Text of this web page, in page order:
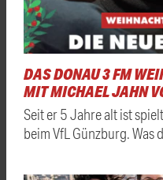
DAS DONAU 3 FM
MIT MICHAEL JAHN
Seit er 5 Jahre alt ist
beim VfL Günzburg.